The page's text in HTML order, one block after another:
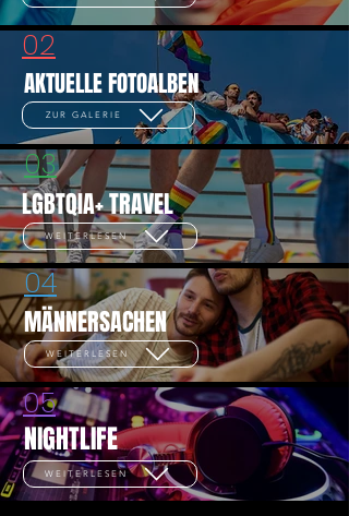
02
AKTUELLE FOTOALBEN
ZUR GALERIE
03
LGBTQIA+ TRAVEL
WEITERLESEN
04
MÄNNERSACHEN
WEITERLESEN
05
NIGHTLIFE
WEITERLESEN